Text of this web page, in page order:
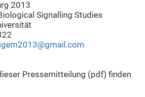
2013
Signalling Studies
Pressemitteilung (pdf) finden